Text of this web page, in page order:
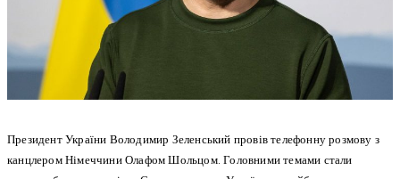
Президент України Володимир Зеленський провів телефонну розмову з
канцлером Німеччини Олафом Шольцом. Головними темами стали